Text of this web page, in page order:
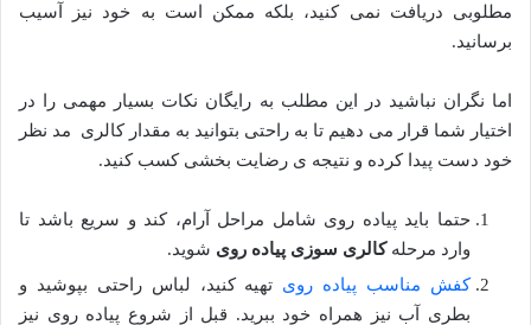
مطلوبی دریافت نمی کنید، بلکه ممکن است به خود نیز آسیب
برسانید.
اما نگران نباشید در این مطلب به رایگان نکات بسیار مهمی را در
اختیار شما قرار می دهیم تا به راحتی بتوانید به مقدار کالری مد نظر
خود دست پیدا کرده و نتیجه ی رضایت بخشی کسب کنید.
حتما باید پیاده روی شامل مراحل آرام، کند و سریع باشد تا
وارد مرحلهکالری سوزی پیاده روی شوید.
کفش مناسب پیاده روی تهیه کنید، لباس راحتی بپوشید و
بطری آب نیز همراه خود ببرید. قبل از شروع پیاده روی نیز